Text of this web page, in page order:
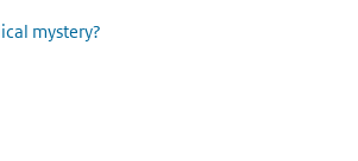
mystery?